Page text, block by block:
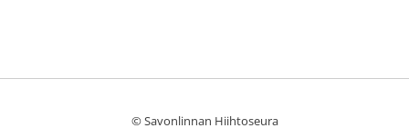
©Savonlinnan Hiihtoseura